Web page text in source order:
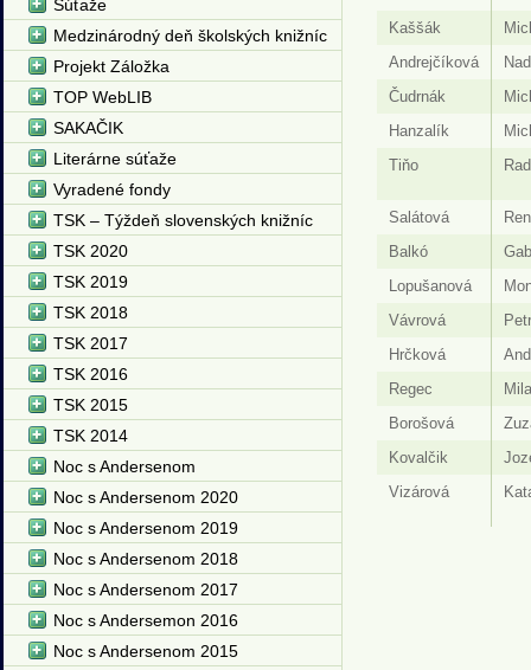
Kaššák
Andrejčíková
Čudrnák
Hanzalík
Tiňo
Salátová
Balkó
Lopušanová
Vávrová
Hrčková
Regec
Borošová
Kovalčik
Vizárová
Súťaže
Medzinárodný deň školských knižníc
Projekt Záložka
TOP WebLIB
SAKAČIK
Literárne súťaže
Vyradené fondy
TSK – Týždeň slovenských knižníc
TSK 2020
TSK 2019
TSK 2018
TSK 2017
TSK 2016
TSK 2015
TSK 2014
Noc s Andersenom
Noc s Andersenom 2020
Noc s Andersenom 2019
Noc s Andersenom 2018
Noc s Andersenom 2017
Noc s Andersemon 2016
Noc s Andersenom 2015